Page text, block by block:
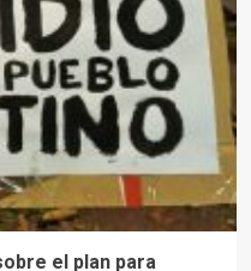
el plan para